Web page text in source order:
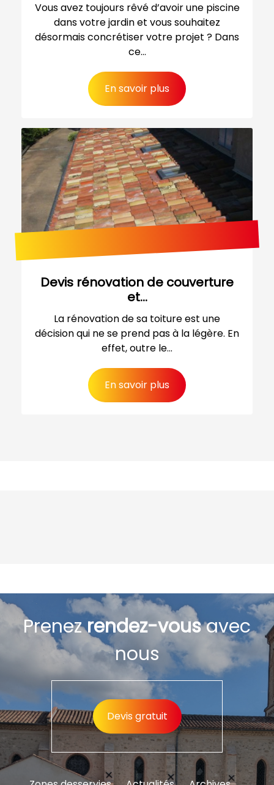
Vous avez toujours rêvé d’avoir une piscine
dans votre jardin et vous souhaitez
désormais concrétiser votre projet ? Dans
ce...
En savoir plus
Devis rénovation de couverture
et...
La rénovation de sa toiture est une
décision qui ne se prend pas à la légère. En
effet, outre le...
En savoir plus
Prenezrendez-vousavec
nous
Devis gratuit